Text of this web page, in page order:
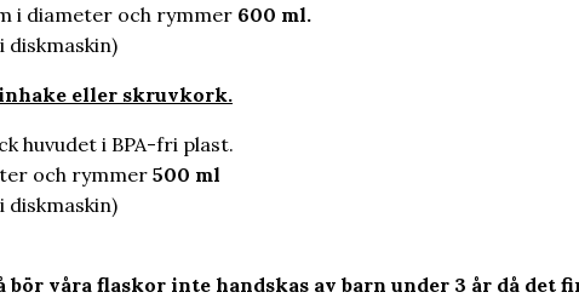
i diameter och rymmer 600 ml.
diskmaskin)
eller skruvkork.
huvudet i BPA-fri plast.
och rymmer 500 ml
diskmaskin)
bör våra flaskor inte handskas av barn under 3 år då